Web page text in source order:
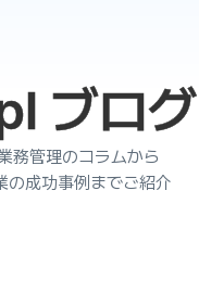
ブログ
務管理のコラムから
の成功事例までご紹介